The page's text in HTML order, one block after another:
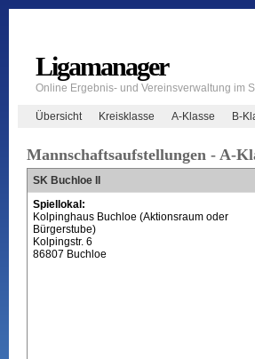
Ligamanager
Online Ergebnis- und Vereinsverwaltung im
Übersicht Kreisklasse A-Klasse B-
Mannschaftsaufstellungen - A-
SK Buchloe II
Spiellokal:
Kolpinghaus Buchloe (Aktionsraum oder
Bürgerstube)
Kolpingstr. 6
86807 Buchloe